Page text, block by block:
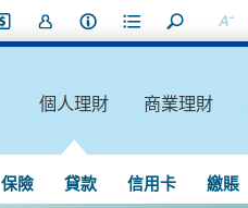
個人理財 商業理財
保險 貸款 信用卡 繳賬